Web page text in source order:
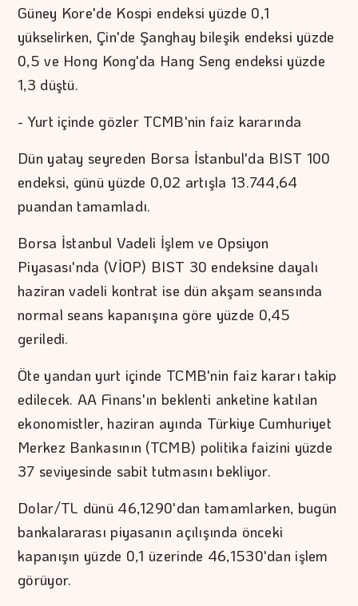
Güney Kore'de Kospi endeksi yüzde 0,1
yükselirken, Çin'de Şanghay bileşik endeksi yüzde
0,5 ve Hong Kong'da Hang Seng endeksi yüzde
1,3 düştü.
- Yurt içinde gözler TCMB'nin faiz kararında
Dün yatay seyreden Borsa İstanbul'da BIST 100
endeksi, günü yüzde 0,02 artışla 13.744,64
puandan tamamladı.
Borsa İstanbul Vadeli İşlem ve Opsiyon
Piyasası'nda (VİOP) BIST 30 endeksine dayalı
haziran vadeli kontrat ise dün akşam seansında
normal seans kapanışına göre yüzde 0,45
geriledi.
Öte yandan yurt içinde TCMB'nin faiz kararı takip
edilecek. AA Finans'ın beklenti anketine katılan
ekonomistler, haziran ayında Türkiye Cumhuriyet
Merkez Bankasının (TCMB) politika faizini yüzde
37 seviyesinde sabit tutmasını bekliyor.
Dolar/TL dünü 46,1290'dan tamamlarken, bugün
bankalararası piyasanın açılışında önceki
kapanışın yüzde 0,1 üzerinde 46,1530'dan işlem
görüyor.